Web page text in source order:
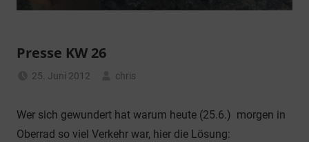
Presse KW 26
25. Juni 2012
chris
Wer sich gewundert hat warum heute (25.6.) morgen in
Oberrad so viel Verkehr war, hier die Lösung: